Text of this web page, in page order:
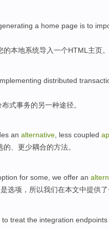
a home page is to
的本地系统导入一个HTML 主页。
distributed
布式事务的另一种途径。
an alternative, less coupled
的、 更少耦合的方法。
for some we offer an
选项 ，所以我们在本文中提供了
to treat the integration endpoints